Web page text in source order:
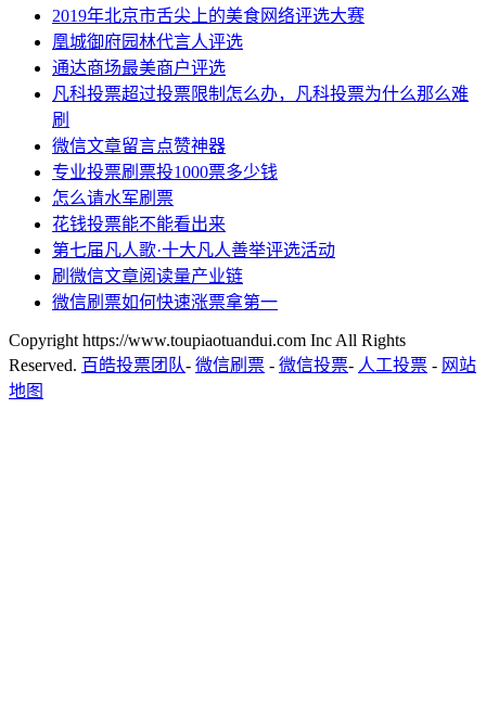
2019年北京市舌尖上的美食网络评选大赛
凰城御府园林代言人评选
通达商场最美商户评选
凡科投票超过投票限制怎么办，凡科投票为什么那么难
刷
微信文章留言点赞神器
专业投票刷票投1000票多少钱
怎么请水军刷票
花钱投票能不能看出来
第七届凡人歌·十大凡人善举评选活动
刷微信文章阅读量产业链
微信刷票如何快速涨票拿第一
Copyright https://www.toupiaotuandui.com Inc All Rights
Reserved. 百皓投票团队- 微信刷票 - 微信投票- 人工投票 - 网站
地图